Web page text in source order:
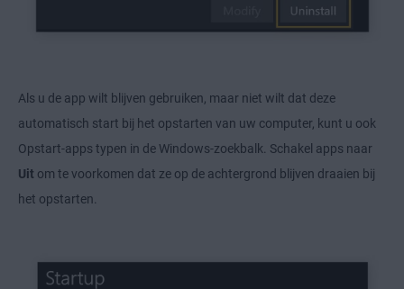
Als u de app wilt blijven gebruiken, maar niet wilt dat deze
automatisch start bij het opstarten van uw computer, kunt u ook
Opstart-apps typen in de Windows-zoekbalk. Schakel apps naar
Uit om te voorkomen dat ze op de achtergrond blijven draaien bij
het opstarten.